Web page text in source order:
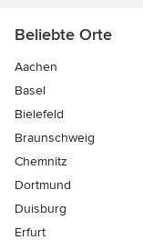
Beliebte Orte
Aachen
Basel
Bielefeld
Braunschweig
Chemnitz
Dortmund
Duisburg
Erfurt